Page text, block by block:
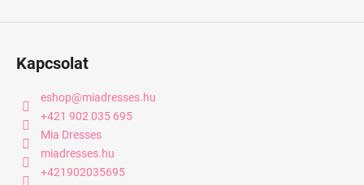
Kapcsolat
eshop@miadresses.hu
+421 902 035 695
Mia Dresses
miadresses.hu
+421902035695